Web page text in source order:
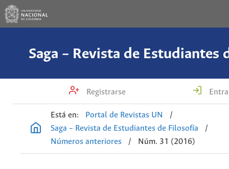
Saga – Revista de Estudiantes
Registrarse
Está en: Portal de Revistas UN
/
Saga – Revista de Estudiantes de Filosofía
/
Números anteriores
/ Núm. 31 (2016)